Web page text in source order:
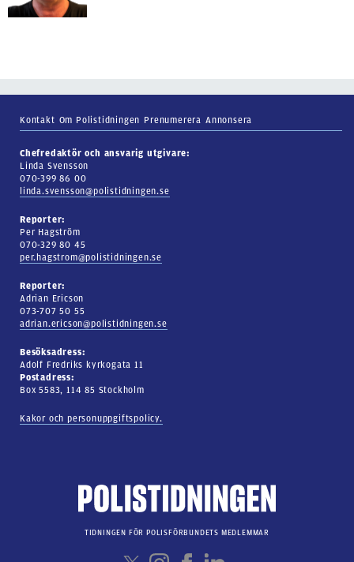
Kontakt Om Polistidningen Prenumerera Annonsera
Chefredaktör och ansvarig utgivare:
Linda Svensson
070-399 86 00
linda.svensson@polistidningen.se
Reporter:
Per Hagström
070-329 80 45
per.hagstrom@polistidningen.se
Reporter:
Adrian Ericson
073-707 50 55
adrian.ericson@polistidningen.se
Besöksadress:
Adolf Fredriks kyrkogata 11
Postadress:
Box 5583, 114 85 Stockholm
Kakor och personuppgiftspolicy.
TIDNINGEN FÖR POLISFÖRBUNDETS MEDLEMMAR